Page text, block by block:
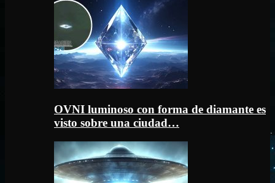
OVNI luminoso con forma de diamante es
visto sobre una ciudad…